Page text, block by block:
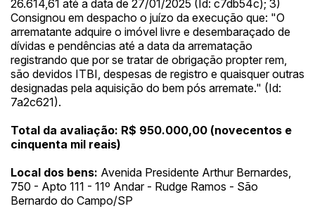
26.614,61 até a data de 27/01/2025 (Id: c7db54c); 3)
Consignou em despacho o juízo da execução que: "O
arrematante adquire o imóvel livre e desembaraçado de
dívidas e pendências até a data da arrematação
registrando que por se tratar de obrigação propter rem,
são devidos ITBI, despesas de registro e quaisquer outras
designadas pela aquisição do bem pós arremate." (Id:
7a2c621).
Total da avaliação: R$ 950.000,00 (novecentos e
cinquenta mil reais)
Local dos bens: Avenida Presidente Arthur Bernardes,
750 - Apto 111 - 11º Andar - Rudge Ramos - São
Bernardo do Campo/SP
Envie sua Proposta
Histórico de Propostas
Habilite-se para efetuar lances ou
propostas